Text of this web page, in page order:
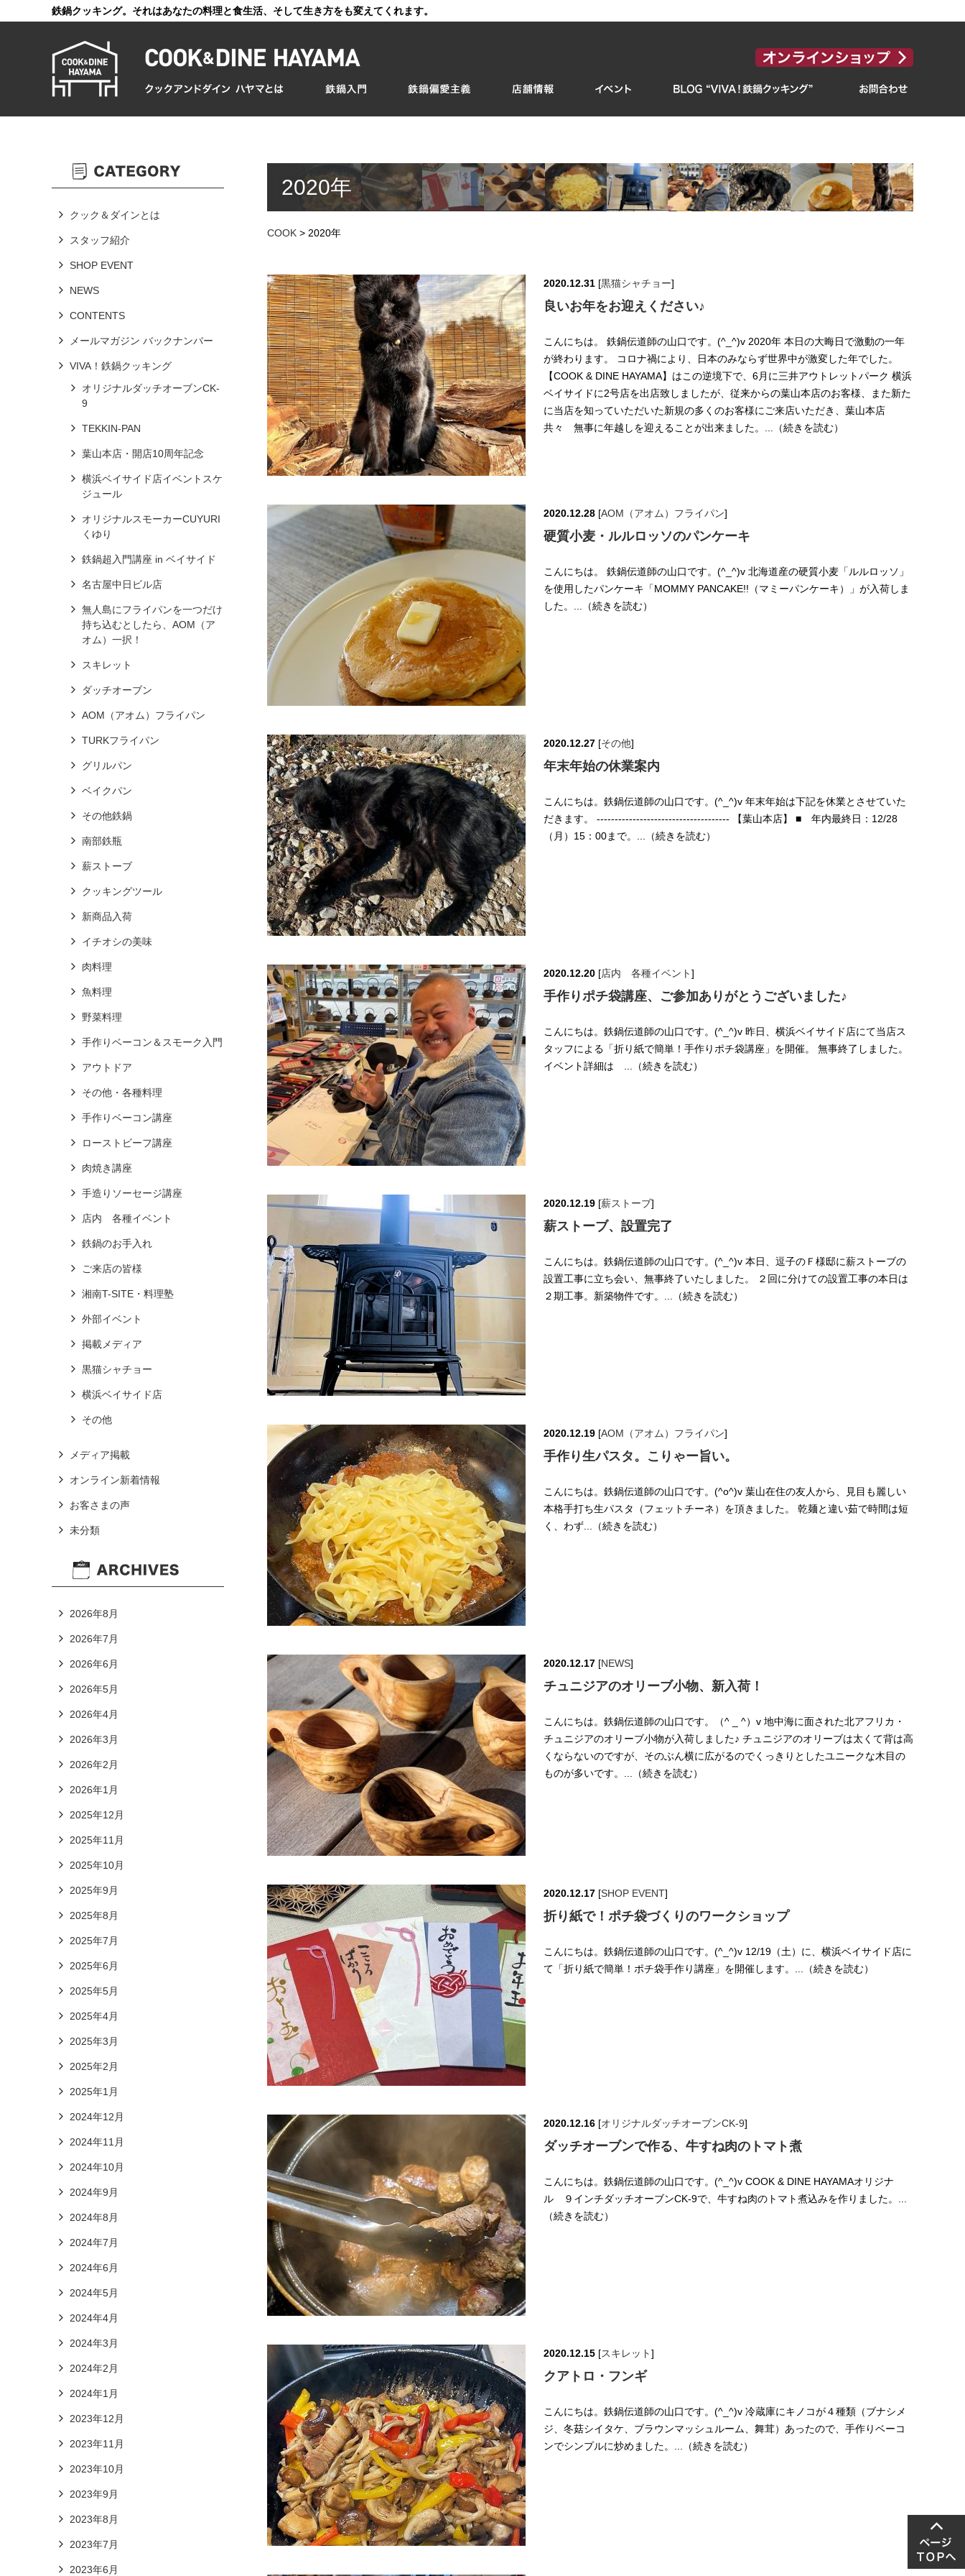
鉄鍋クッキング。それはあなたの料理と食生活、そして生き方をも変えてくれます。
2020年
COOK > 2020年
2020.12.31 [黒猫シャチョー]
良いお年をお迎えください♪
こんにちは。 鉄鍋伝道師の山口です。(^_^)v 2020年 本日の大晦日で激動の一年
が終わります。 コロナ禍により、日本のみならず世界中が激変した年でした。
【COOK & DINE HAYAMA】はこの逆境下で、6月に三井アウトレットパーク 横浜
ベイサイドに2号店を出店致しましたが、従来からの葉山本店のお客様、また新た
に当店を知っていただいた新規の多くのお客様にご来店いただき、葉山本店
共々 無事に年越しを迎えることが出来ました。...（続きを読む）
2020.12.28 [AOM（アオム）フライパン]
硬質小麦・ルルロッソのパンケーキ
こんにちは。 鉄鍋伝道師の山口です。(^_^)v 北海道産の硬質小麦「ルルロッソ」
を使用したパンケーキ「MOMMY PANCAKE!!（マミーパンケーキ）」が入荷しま
した。...（続きを読む）
2020.12.27 [その他]
年末年始の休業案内
こんにちは。鉄鍋伝道師の山口です。(^_^)v 年末年始は下記を休業とさせていた
だきます。 ------------------------------------- 【葉山本店】 ■ 年内最終日：12/28
（月）15：00まで。...（続きを読む）
2020.12.20 [店内 各種イベント]
手作りポチ袋講座、ご参加ありがとうございました♪
こんにちは。鉄鍋伝道師の山口です。(^_^)v 昨日、横浜ベイサイド店にて当店ス
タッフによる「折り紙で簡単！手作りポチ袋講座」を開催。 無事終了しました。
イベント詳細は ...（続きを読む）
2020.12.19 [薪ストーブ]
薪ストーブ、設置完了
こんにちは。鉄鍋伝道師の山口です。(^_^)v 本日、逗子のＦ様邸に薪ストーブの
設置工事に立ち会い、無事終了いたしました。 ２回に分けての設置工事の本日は
２期工事。新築物件です。...（続きを読む）
2020.12.19 [AOM（アオム）フライパン]
手作り生パスタ。こりゃー旨い。
こんにちは。鉄鍋伝道師の山口です。(^o^)v 葉山在住の友人から、見目も麗しい
本格手打ち生パスタ（フェットチーネ）を頂きました。 乾麺と違い茹で時間は短
く、わず...（続きを読む）
2020.12.17 [NEWS]
チュニジアのオリーブ小物、新入荷！
こんにちは。鉄鍋伝道師の山口です。（^ _ ^）v 地中海に面された北アフリカ・
チュニジアのオリーブ小物が入荷しました♪ チュニジアのオリーブは太くて背は高
くならないのですが、そのぶん横に広がるのでくっきりとしたユニークな木目の
ものが多いです。...（続きを読む）
2020.12.17 [SHOP EVENT]
折り紙で！ポチ袋づくりのワークショップ
こんにちは。鉄鍋伝道師の山口です。(^_^)v 12/19（土）に、横浜ベイサイド店に
て「折り紙で簡単！ポチ袋手作り講座」を開催します。...（続きを読む）
2020.12.16 [オリジナルダッチオーブンCK-9]
ダッチオーブンで作る、牛すね肉のトマト煮
こんにちは。鉄鍋伝道師の山口です。(^_^)v COOK & DINE HAYAMAオリジナ
ル ９インチダッチオーブンCK-9で、牛すね肉のトマト煮込みを作りました。...
（続きを読む）
2020.12.15 [スキレット]
クアトロ・フンギ
こんにちは。鉄鍋伝道師の山口です。(^_^)v 冷蔵庫にキノコが４種類（ブナシメ
ジ、冬菇シイタケ、ブラウンマッシュルーム、舞茸）あったので、手作りベーコ
ンでシンプルに炒めました。...（続きを読む）
クック＆ダインとは
スタッフ紹介
SHOP EVENT
NEWS
CONTENTS
メールマガジン バックナンバー
VIVA！鉄鍋クッキング
オリジナルダッチオーブンCK-
9
TEKKIN-PAN
葉山本店・開店10周年記念
横浜ベイサイド店イベントスケ
ジュール
オリジナルスモーカーCUYURI
くゆり
鉄鍋超入門講座 in ベイサイド
名古屋中日ビル店
無人島にフライパンを一つだけ
持ち込むとしたら、AOM（ア
オム）一択！
スキレット
ダッチオーブン
AOM（アオム）フライパン
TURKフライパン
グリルパン
ベイクパン
その他鉄鍋
南部鉄瓶
薪ストーブ
クッキングツール
新商品入荷
イチオシの美味
肉料理
魚料理
野菜料理
手作りベーコン＆スモーク入門
アウトドア
その他・各種料理
手作りベーコン講座
ローストビーフ講座
肉焼き講座
手造りソーセージ講座
店内 各種イベント
鉄鍋のお手入れ
ご来店の皆様
湘南T-SITE・料理塾
外部イベント
掲載メディア
黒猫シャチョー
横浜ベイサイド店
その他
メディア掲載
オンライン新着情報
お客さまの声
未分類
2026年8月
2026年7月
2026年6月
2026年5月
2026年4月
2026年3月
2026年2月
2026年1月
2025年12月
2025年11月
2025年10月
2025年9月
2025年8月
2025年7月
2025年6月
2025年5月
2025年4月
2025年3月
2025年2月
2025年1月
2024年12月
2024年11月
2024年10月
2024年9月
2024年8月
2024年7月
2024年6月
2024年5月
2024年4月
2024年3月
2024年2月
2024年1月
2023年12月
2023年11月
2023年10月
2023年9月
2023年8月
2023年7月
2023年6月